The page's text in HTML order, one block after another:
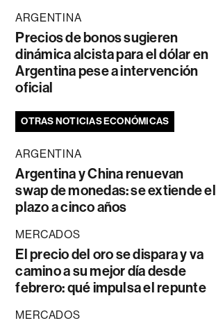
ARGENTINA
Precios de bonos sugieren
dinámica alcista para el dólar en
Argentina pese a intervención
oficial
OTRAS NOTICIAS ECONÓMICAS
ARGENTINA
Argentina y China renuevan
swap de monedas: se extiende el
plazo a cinco años
MERCADOS
El precio del oro se dispara y va
camino a su mejor día desde
febrero: qué impulsa el repunte
MERCADOS